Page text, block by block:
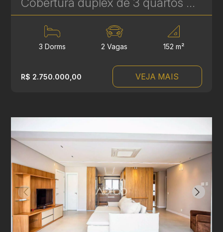
3 Dorms 2 Vagas 152 m²
R$ 2.750.000,00 VEJA MAIS